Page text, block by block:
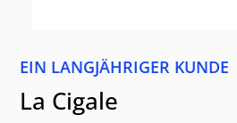
EIN LANGJÄHRIGER KUNDE
La Cigale